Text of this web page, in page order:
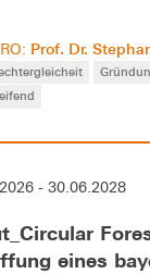
Prof. Dr.
- 30.06.2028
eines